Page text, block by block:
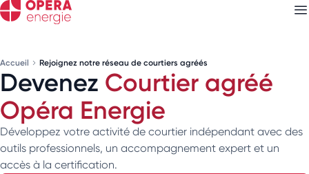
Accueil Rejoignez notre réseau de courtiers agréés
Devenez Courtier agréé
Opéra Energie
Développez votre activité de courtier indépendant avec des
outils professionnels, un accompagnement expert et un
accès à la certification.
Découvrez nosnewsletters
Choisissez les newsletters qui vous intéressent